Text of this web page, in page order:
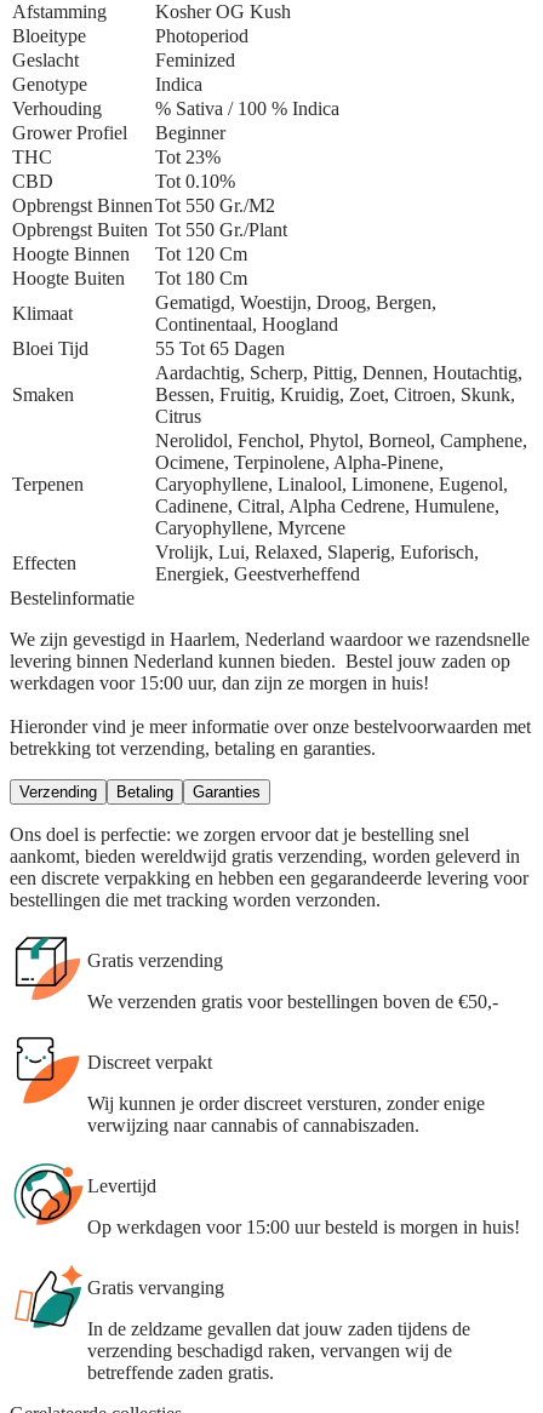
Afstamming
Kosher OG Kush
Bloeitype
Photoperiod
Geslacht
Feminized
Genotype
Indica
Verhouding
% Sativa / 100 % Indica
Grower Profiel
Beginner
THC
Tot 23%
CBD
Tot 0.10%
Opbrengst BinnenTot 550 Gr./m2
Opbrengst Buiten Tot 550 Gr./plant
Hoogte Binnen
Tot 120 Cm
Hoogte Buiten
Tot 180 Cm
Klimaat
Gematigd, Woestijn, Droog, Bergen,
Continentaal, Hoogland
Bloei Tijd
55 Tot 65 Dagen
Smaken
Aardachtig, Scherp, Pittig, Dennen, Houtachtig,
Bessen, Fruitig, Kruidig, Zoet, Citroen, Skunk,
Citrus
Terpenen
Nerolidol, Fenchol, Phytol, Borneol, Camphene,
Ocimene, Terpinolene, Alpha-Pinene,
Caryophyllene, Linalool, Limonene, Eugenol,
Cadinene, Citral, Alpha Cedrene, Humulene,
Caryophyllene, Myrcene
Effecten
Vrolijk, Lui, Relaxed, Slaperig, Euforisch,
Energiek, Geestverheffend
Bestelinformatie
We zijn gevestigd in Haarlem, Nederland waardoor we razendsnelle
levering binnen Nederland kunnen bieden. Bestel jouw zaden op
werkdagen voor 15:00 uur, dan zijn ze morgen in huis!
Hieronder vind je meer informatie over onze bestelvoorwaarden met
betrekking tot verzending, betaling en garanties.
Verzending Betaling Garanties
Ons doel is perfectie: we zorgen ervoor dat je bestelling snel
aankomt, bieden wereldwijd gratis verzending, worden geleverd in
een discrete verpakking en hebben een gegarandeerde levering voor
bestellingen die met tracking worden verzonden.
Gratis verzending
We verzenden gratis voor bestellingen boven de €50,-
Discreet verpakt
Wij kunnen je order discreet versturen, zonder enige
verwijzing naar cannabis of cannabiszaden.
Levertijd
Op werkdagen voor 15:00 uur besteld is morgen in huis!
Gratis vervanging
In de zeldzame gevallen dat jouw zaden tijdens de
verzending beschadigd raken, vervangen wij de
betreffende zaden gratis.